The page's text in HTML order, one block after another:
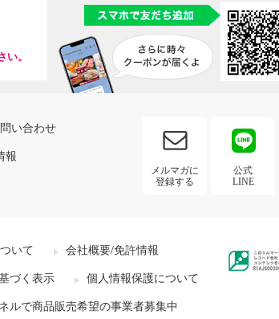
。
い合わせ
報
メルマガに
登録する
公式
LINE
いて 会社概要/免許情報
づく表示 個人情報保護について
ルで商品販売希望の事業者募集中